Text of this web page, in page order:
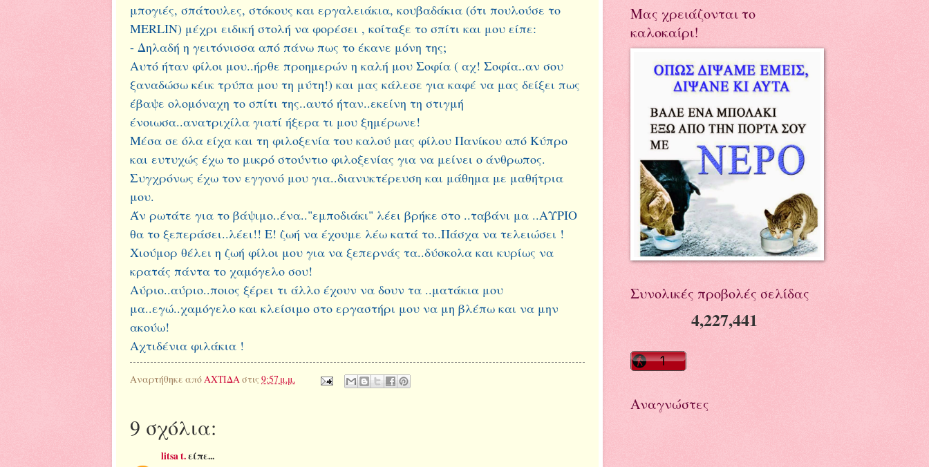
μπογιές, σπάτουλες, στόκους και εργαλειάκια, κουβαδάκια (ότι πουλούσε το
MERLIN) μέχρι ειδική στολή να φορέσει , κοίταξε το σπίτι και μου είπε:
- Δηλαδή η γειτόνισσα από πάνω πως το έκανε μόνη της;
Αυτό ήταν φίλοι μου..ήρθε προημερών η καλή μου Σοφία ( αχ! Σοφία..αν σου
ξαναδώσω κέικ τρύπα μου τη μύτη!) και μας κάλεσε για καφέ να μας δείξει πως
έβαψε ολομόναχη το σπίτι της..αυτό ήταν..εκείνη τη στιγμή
ένοιωσα..ανατριχίλα γιατί ήξερα τι μου ξημέρωνε!
Μέσα σε όλα είχα και τη φιλοξενία του καλού μας φίλου Πανίκου από Κύπρο
και ευτυχώς έχω το μικρό στούντιο φιλοξενίας για να μείνει ο άνθρωπος.
Συγχρόνως έχω τον εγγονό μου για..διανυκτέρευση και μάθημα με μαθήτρια
μου.
Άν ρωτάτε για το βάψιμο..ένα.."εμποδιάκι" λέει βρήκε στο ..ταβάνι μα ..ΑΥΡΙΟ
θα το ξεπεράσει..λέει!! Ε! ζωή να έχουμε λέω κατά το..Πάσχα να τελειώσει !
Χιούμορ θέλει η ζωή φίλοι μου για να ξεπερνάς τα..δύσκολα και κυρίως να
κρατάς πάντα το χαμόγελο σου!
Αύριο..αύριο..ποιος ξέρει τι άλλο έχουν να δουν τα ..ματάκια μου
μα..εγώ..χαμόγελο και κλείσιμο στο εργαστήρι μου να μη βλέπω και να μην
ακούω!
Αχτιδένια φιλάκια !
Αναρτήθηκε απόΑΧΤΙΔΑστις 9:57 μ.μ.
9 σχόλια:
litsa t.είπε...
Μας χρειάζονται το
καλοκαίρι!
Συνολικές προβολές σελίδας
4,227,441
Αναγνώστες